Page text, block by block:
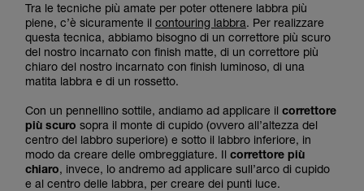
Tra le tecniche più amate per poter ottenere labbra più
piene, c’è sicuramente il contouring labbra. Per realizzare
questa tecnica, abbiamo bisogno di un correttore più scuro
del nostro incarnato con finish matte, di un correttore più
chiaro del nostro incarnato con finish luminoso, di una
matita labbra e di un rossetto.
Con un pennellino sottile, andiamo ad applicare il correttore
più scuro sopra il monte di cupido (ovvero all’altezza del
centro del labbro superiore) e sotto il labbro inferiore, in
modo da creare delle ombreggiature. Il correttore più
chiaro, invece, lo andremo ad applicare sull’arco di cupido
e al centro delle labbra, per creare dei punti luce.